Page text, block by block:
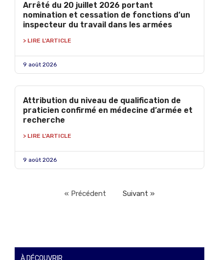
Arrêté du 20 juillet 2026 portant
nomination et cessation de fonctions d’un
inspecteur du travail dans les armées
> LIRE L'ARTICLE
9 août 2026
Attribution du niveau de qualification de
praticien confirmé en médecine d’armée et
recherche
> LIRE L'ARTICLE
9 août 2026
« Précédent Suivant »
À DÉCOUVRIR